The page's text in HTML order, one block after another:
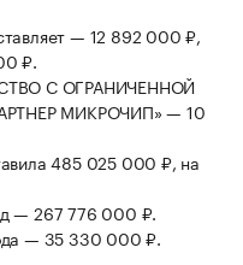
— 12 892 000 ₽,
₽.
С ОГРАНИЧЕННОЙ
МИКРОЧИП» — 10
485 025 000 ₽, на
— 267 776 000 ₽.
— 35 330 000 ₽.